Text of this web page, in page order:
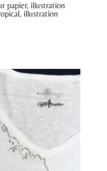
papier, illustration
illustration